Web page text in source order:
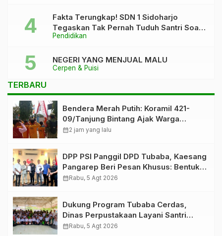
Pendidikan
Fakta Terungkap! SDN 1 Sidoharjo
Tegaskan Tak Pernah Tuduh Santri Soal
Kaca Pecah
Cerpen & Puisi
NEGERI YANG MENJUAL MALU
TERBARU
Bendera Merah Putih: Koramil 421-
09/Tanjung Bintang Ajak Warga
Kibarkan Bendera, Kobarkan
calendar_month2 jam yang lalu
DPP PSI Panggil DPD Tubaba, Kaesang
Pangarep Beri Pesan Khusus: Bentuk
Struktur Hingga TPS Demi
calendar_monthRabu, 5 Agt 2026
Dukung Program Tubaba Cerdas,
Dinas Perpustakaan Layani Santri
Ponpes Darul Hidayah Al Anshori
calendar_monthRabu, 5 Agt 2026